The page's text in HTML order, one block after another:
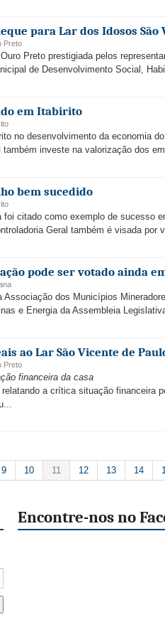
para Lar dos Idosos São
Preto
Preto prestigiada pelos
de Desenvolvimento Social,
em Itabirito
no desenvolvimento da economia
investe na valorização dos
bem sucedido
citado como exemplo de sucesso
Geral também é visada por
pode ser votado ainda
Associação dos Municípios
e Energia da Assembleia
ao Lar São Vicente de
Preto
financeira da casa
a crítica situação financeira
9 10 11 12 13 14
Encontre-nos no